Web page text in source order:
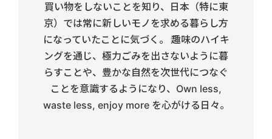
買い物をしないことを知り、日本（特に東
京）では常に新しいモノを求める暮らし方
になっていたことに気づく。 趣味のハイキ
ングを通じ、極力ごみを出さないように暮
らすことや、豊かな自然を次世代につなぐ
ことを意識するようになり、Own less,
waste less, enjoy more を心がける日々。